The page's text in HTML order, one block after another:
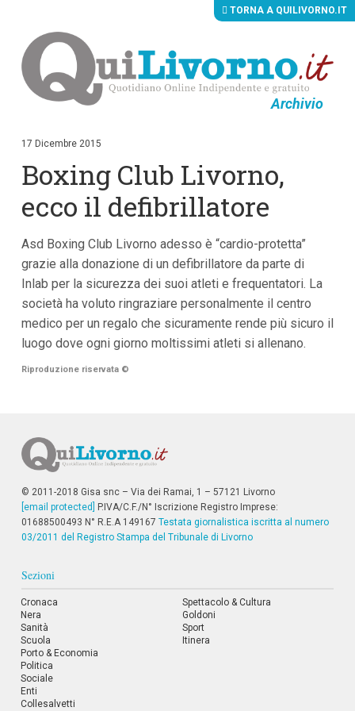
Archivio
i
i
n
n
u
t
i
p
i
n
i
a
i
l
M
e
ù
r
n
c
i
p
a
l
e
V
a
TORNA A QUILIVORNO.IT
17 Dicembre 2015
Boxing Club Livorno,
ecco il defibrillatore
Asd Boxing Club Livorno adesso è “cardio-protetta”
grazie alla donazione di un defibrillatore da parte di
Inlab per la sicurezza dei suoi atleti e frequentatori. La
società ha voluto ringraziare personalmente il centro
medico per un regalo che sicuramente rende più sicuro il
luogo dove ogni giorno moltissimi atleti si allenano.
Riproduzione riservata ©
© 2011-2018 Gisa snc – Via dei Ramai, 1 – 57121 Livorno
[email protected]
P.IVA/C.F./N° Iscrizione Registro Imprese:
01688500493 N° R.E.A 149167 Testata giornalistica iscritta al numero
03/2011 del Registro Stampa del Tribunale di Livorno
Sezioni
Cronaca
Nera
Sanità
Scuola
Porto & Economia
Politica
Sociale
Enti
Collesalvetti
Spettacolo & Cultura
Goldoni
Sport
Itinera